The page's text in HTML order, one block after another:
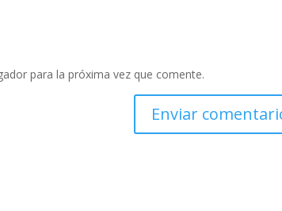
para la próxima vez que comente.